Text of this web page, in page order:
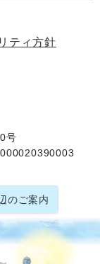
ティ方針
号
のご案内